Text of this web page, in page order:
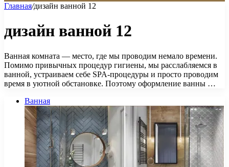
Главная/дизайн ванной 12
дизайн ванной 12
Ванная комната — место, где мы проводим немало времени.
Помимо привычных процедур гигиены, мы расслабляемся в
ванной, устраиваем себе SPA-процедуры и просто проводим
время в уютной обстановке. Поэтому оформление ванны …
Ванная